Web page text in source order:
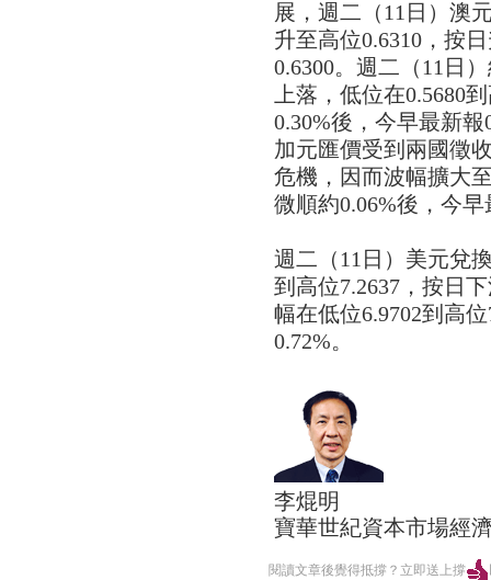
展，週二（11日）澳
升至高位0.6310，按
0.6300。週二（11日
上落，低位在0.5680
0.30%後，今早最新
加元匯價受到兩國徵
危機，因而波幅擴大
微順約0.06%後，今早
週二（11日）美元兌
到高位7.2637，按日
幅在低位6.9702到高
0.72%。
李焜明
寶華世紀資本市場經
閱讀文章後覺得抵撐？立即送上撐